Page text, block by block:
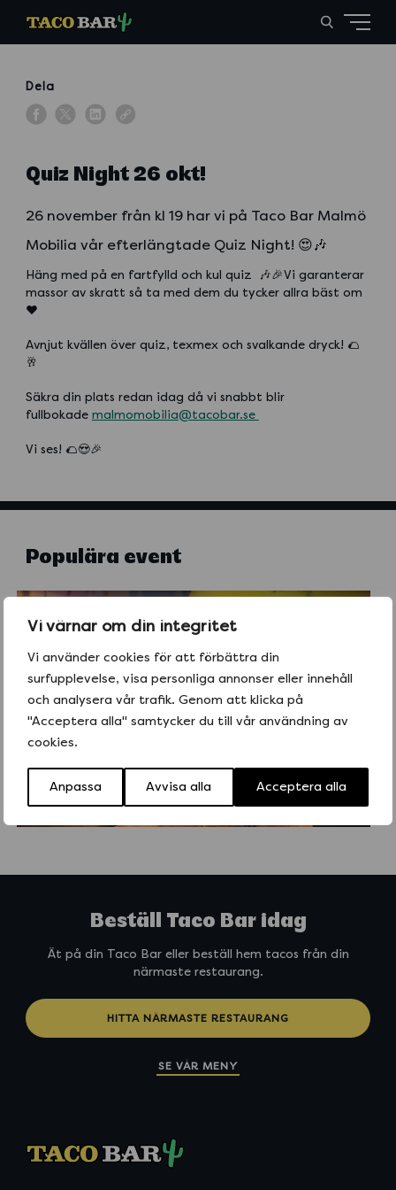
Vi värnar om din integritet
Vi använder cookies för att förbättra din
surfupplevelse, visa personliga annonser eller innehåll
och analysera vår trafik. Genom att klicka på
"Acceptera alla" samtycker du till vår användning av
cookies.
Anpassa Avvisa alla Acceptera alla
Dela
Quiz Night 26 okt!
26 november från kl 19 har vi på Taco Bar Malmö
Mobilia vår efterlängtade Quiz Night! 😍🎶
Häng med på en fartfylld och kul quiz 🎶🎉Vi garanterar
massor av skratt så ta med dem du tycker allra bäst om
❤️
Avnjut kvällen över quiz, texmex och svalkande dryck! 🌮
🥂
Säkra din plats redan idag då vi snabbt blir
fullbokade malmomobilia@tacobar.se
Vi ses! 🌮😍🎉
Populära event
Beställ Taco Bar idag
Ät på din Taco Bar eller beställ hem tacos från din
närmaste restaurang.
HITTA NÄRMASTE RESTAURANG
SE VÅR MENY